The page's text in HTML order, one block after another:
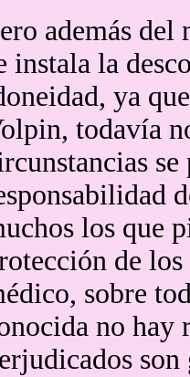
además del
instala la
ya
todavía
los que
de
sobre
no hay